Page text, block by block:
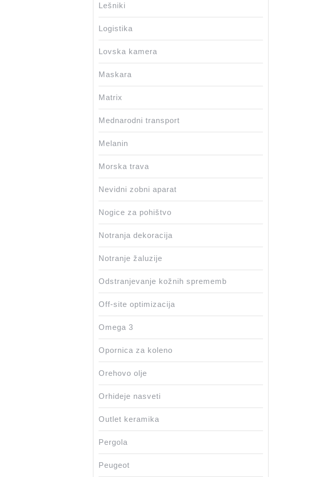
Lešniki
Logistika
Lovska kamera
Maskara
Matrix
Mednarodni transport
Melanin
Morska trava
Nevidni zobni aparat
Nogice za pohištvo
Notranja dekoracija
Notranje žaluzije
Odstranjevanje kožnih sprememb
Off-site optimizacija
Omega 3
Opornica za koleno
Orehovo olje
Orhideje nasveti
Outlet keramika
Pergola
Peugeot